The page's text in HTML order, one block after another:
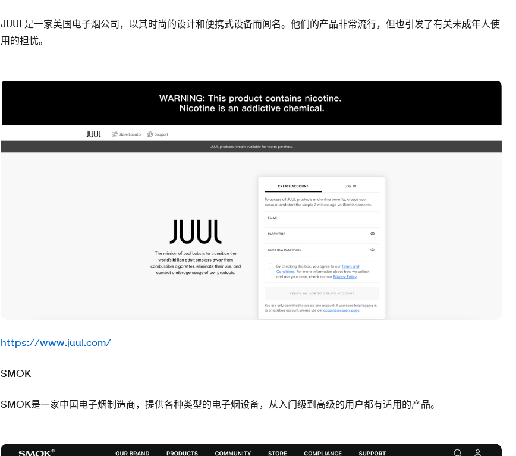
JUUL是一家美国电子烟公司，以其时尚的设计和便携式设备而闻名。他们的产品非常流行，但也引发了有关未成年人使
用的担忧。
https://www.juul.com/
SMOK
SMOK是一家中国电子烟制造商，提供各种类型的电子烟设备，从入门级到高级的用户都有适用的产品。